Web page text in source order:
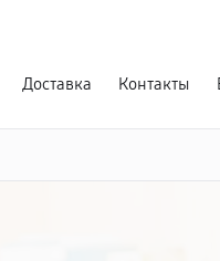
Доставка Контакты